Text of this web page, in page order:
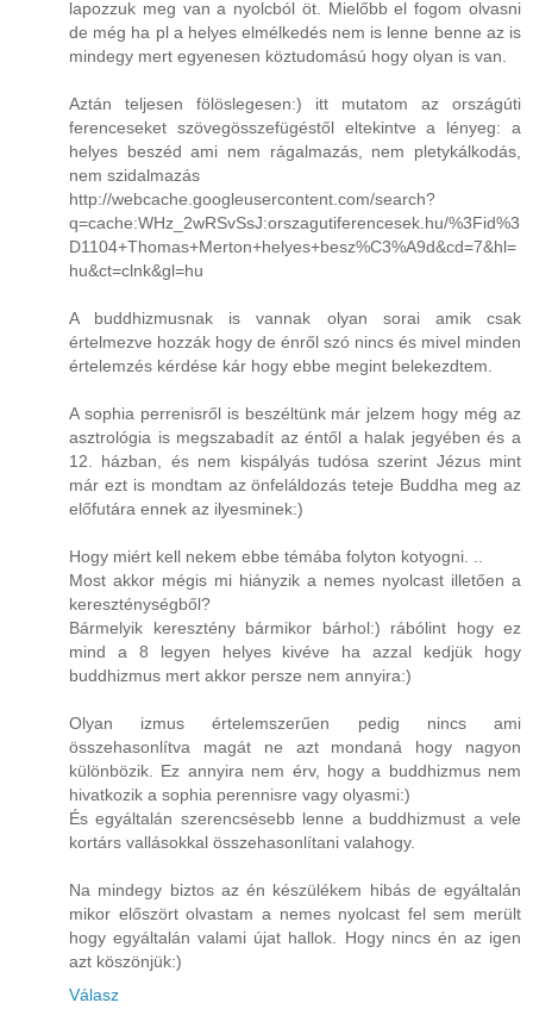
lapozzuk meg van a nyolcból öt. Mielőbb el fogom olvasni
de még ha pl a helyes elmélkedés nem is lenne benne az is
mindegy mert egyenesen köztudomású hogy olyan is van.
Aztán teljesen fölöslegesen:) itt mutatom az országúti
ferenceseket szövegösszefügéstől eltekintve a lényeg: a
helyes beszéd ami nem rágalmazás, nem pletykálkodás,
nem szidalmazás
http://webcache.googleusercontent.com/search?
q=cache:WHz_2wRSvSsJ:orszagutiferencesek.hu/%3Fid%3
D1104+Thomas+Merton+helyes+besz%C3%A9d&cd=7&hl=
hu&ct=clnk&gl=hu
A buddhizmusnak is vannak olyan sorai amik csak
értelmezve hozzák hogy de énről szó nincs és mivel minden
értelemzés kérdése kár hogy ebbe megint belekezdtem.
A sophia perrenisről is beszéltünk már jelzem hogy még az
asztrológia is megszabadít az éntől a halak jegyében és a
12. házban, és nem kispályás tudósa szerint Jézus mint
már ezt is mondtam az önfeláldozás teteje Buddha meg az
előfutára ennek az ilyesminek:)
Hogy miért kell nekem ebbe témába folyton kotyogni. ..
Most akkor mégis mi hiányzik a nemes nyolcast illetően a
kereszténységből?
Bármelyik keresztény bármikor bárhol:) rábólint hogy ez
mind a 8 legyen helyes kivéve ha azzal kedjük hogy
buddhizmus mert akkor persze nem annyira:)
Olyan izmus értelemszerűen pedig nincs ami
összehasonlítva magát ne azt mondaná hogy nagyon
különbözik. Ez annyira nem érv, hogy a buddhizmus nem
hivatkozik a sophia perennisre vagy olyasmi:)
És egyáltalán szerencsésebb lenne a buddhizmust a vele
kortárs vallásokkal összehasonlítani valahogy.
Na mindegy biztos az én készülékem hibás de egyáltalán
mikor előszört olvastam a nemes nyolcast fel sem merült
hogy egyáltalán valami újat hallok. Hogy nincs én az igen
azt köszönjük:)
Válasz